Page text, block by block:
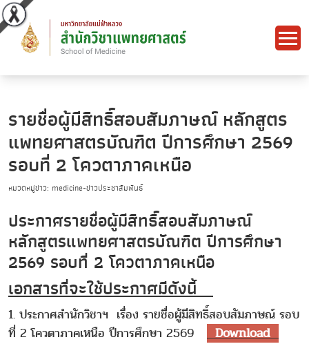
รายชื่อผู้มีสิทธิ์สอบสัมภาษณ์ หลักสูตร
แพทยศาสตรบัณฑิต ปีการศึกษา 2569
รอบที่ 2 โควตาภาคเหนือ
หมวดหมู่ข่าว: medicine-ข่าวประชาสัมพันธ์
ประกาศรายชื่อผู้มีสิทธิ์สอบสัมภาษณ์
หลักสูตรแพทยศาสตรบัณฑิต ปีการศึกษา
2569 รอบที่ 2 โควตาภาคเหนือ
เอกสารที่จะใช้ประกาศมีดังนี้
1. ประกาศสำนักวิชาฯ เรื่อง รายชื่อผู้มีสิทธิ์สอบสัมภาษณ์ รอบ
ที่ 2 โควตาภาคเหนือ ปีการศึกษา 2569 Download